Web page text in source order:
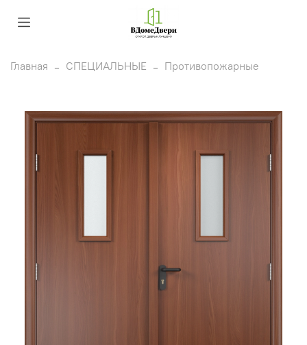
Главная СПЕЦИАЛЬНЫЕ Противопожарные